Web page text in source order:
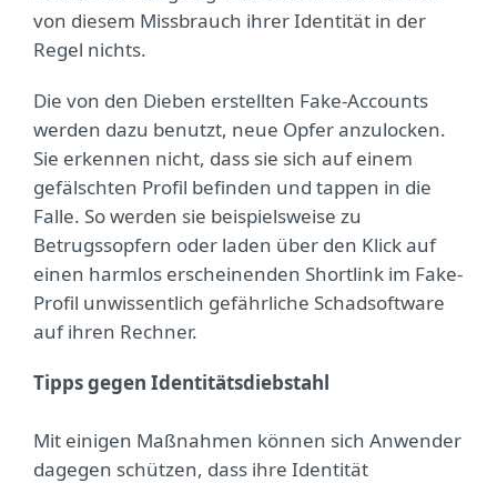
von diesem Missbrauch ihrer Identität in der
Regel nichts.
Die von den Dieben erstellten Fake-Accounts
werden dazu benutzt, neue Opfer anzulocken.
Sie erkennen nicht, dass sie sich auf einem
gefälschten Profil befinden und tappen in die
Falle. So werden sie beispielsweise zu
Betrugssopfern oder laden über den Klick auf
einen harmlos erscheinenden Shortlink im Fake-
Profil unwissentlich gefährliche Schadsoftware
auf ihren Rechner.
Tipps gegen Identitätsdiebstahl
Mit einigen Maßnahmen können sich Anwender
dagegen schützen, dass ihre Identität